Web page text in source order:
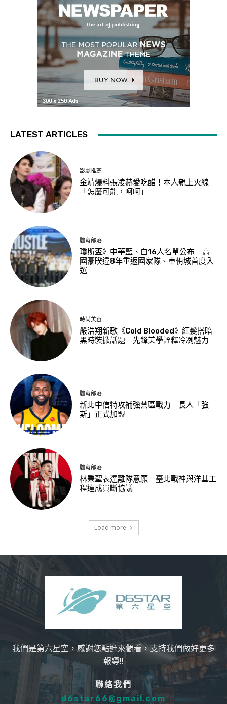
LATEST ARTICLES
影劇推薦
金靖爆料張凌赫愛吃醋！本人親上火線
「怎麼可能，呵呵」
體育部落
瓊斯盃》中華藍、白16人名單公布 高
國豪暌違8年重返國家隊、車侑城首度入
選
時尚美容
嚴浩翔新歌《Cold Blooded》紅髮搭暗
黑時裝掀話題 先鋒美學詮釋冷冽魅力
體育部落
新北中信特攻補強禁區戰力 長人「強
斯」正式加盟
體育部落
林秉聖表達離隊意願 臺北戰神與洋基工
程達成買斷協議
Load more
我們是第六星空，感謝您點進來觀看，支持我們做好更多
報導!!
聯絡我們
d6star66@gmail.com